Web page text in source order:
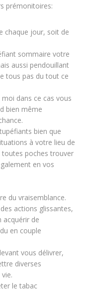
prémonitoires:
chaque jour, soit de
sommaire votre
aussi pendouillant
tous pas du tout ce
dans ce cas vous
bien même
bien que
à votre lieu de
toutes poches trouver
en vos
du vraisemblance.
actions glissantes,
acquérir de
en couple
vous délivrer,
diverses
le tabac